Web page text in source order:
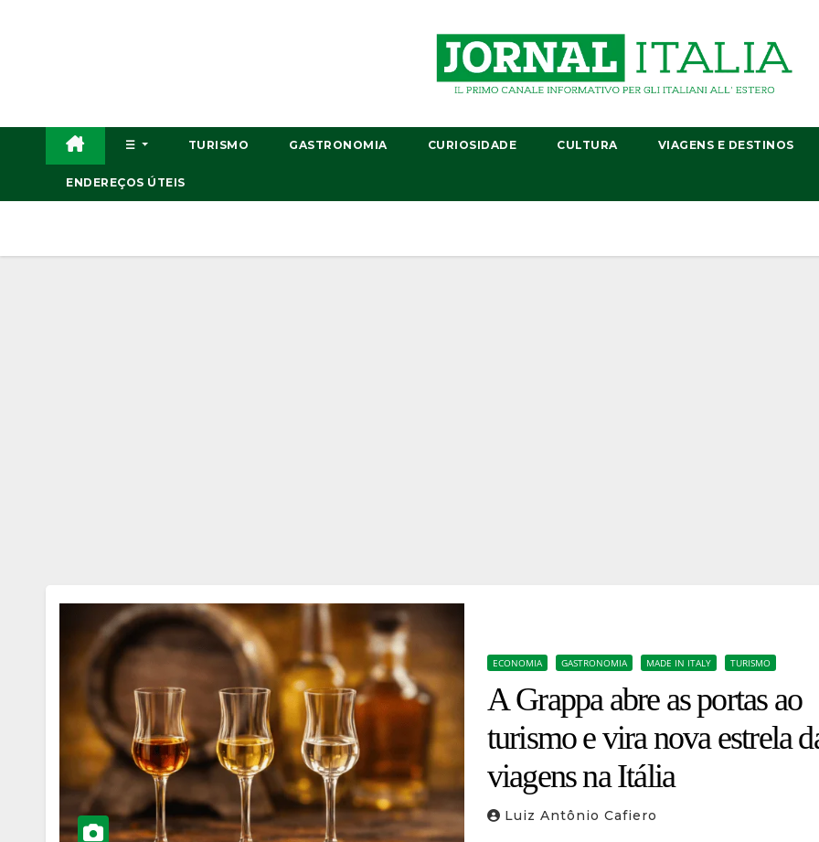
☰ TURISMO GASTRONOMIA CURIOSIDADE CULTURA VIAGENS E DESTINOS
ENDEREÇOS ÚTEIS
ECONOMIA GASTRONOMIA MADE IN ITALY TURISMO
A Grappa abre as portas ao
turismo e vira nova estrela
viagens na Itália
Luiz Antônio Cafiero